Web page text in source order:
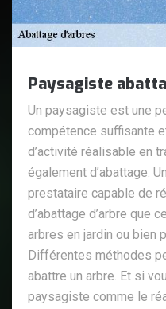
Paysagiste
Un paysagiste est une
compétence suffisante
d’activité réalisable en
également d’abattage.
prestataire capable de
d’abattage d’arbre que
arbres en jardin ou bien
Différentes méthodes
abattre un arbre. Et si
paysagiste comme le